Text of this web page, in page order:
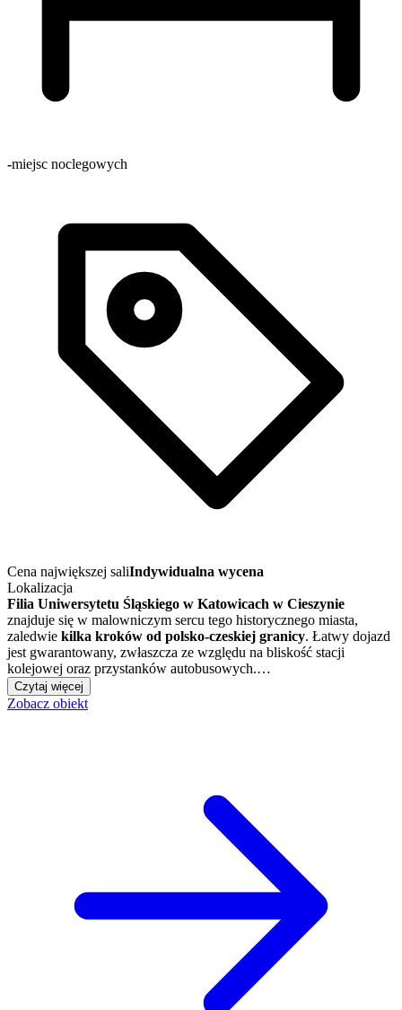
-miejsc noclegowych
Cena największej saliIndywidualna wycena
Lokalizacja
Filia Uniwersytetu Śląskiego w Katowicach w Cieszynie
znajduje się w malowniczym sercu tego historycznego miasta,
zaledwie kilka kroków od polsko-czeskiej granicy. Łatwy dojazd
jest gwarantowany, zwłaszcza ze względu na bliskość stacji
kolejowej oraz przystanków autobusowych.…
Czytaj więcej
Zobacz obiekt